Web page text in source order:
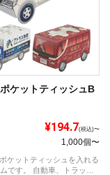
ケットティッシュB
¥194.7(税込)〜
1,000個〜
ケットティッシュを入れる
です。 自動車、トラッ